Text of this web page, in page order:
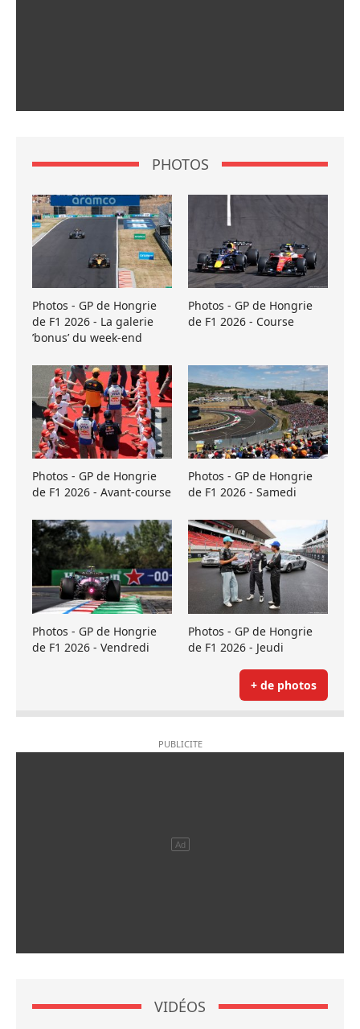
PHOTOS
Photos - GP de Hongrie
de F1 2026 - La galerie
’bonus’ du week-end
Photos - GP de Hongrie
de F1 2026 - Course
Photos - GP de Hongrie
de F1 2026 - Avant-course
Photos - GP de Hongrie
de F1 2026 - Samedi
Photos - GP de Hongrie
de F1 2026 - Vendredi
Photos - GP de Hongrie
de F1 2026 - Jeudi
+ de photos
VIDÉOS